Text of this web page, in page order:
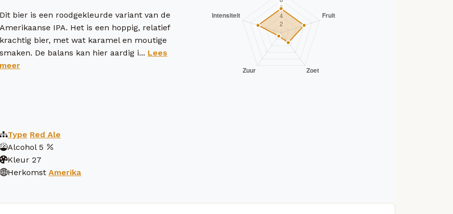
Dit bier is een roodgekleurde variant van de
Amerikaanse IPA. Het is een hoppig, relatief
krachtig bier, met wat karamel en moutige
smaken. De balans kan hier aardig i... Lees
meer
Type Red Ale
Alcohol 5
Kleur 27
Herkomst Amerika